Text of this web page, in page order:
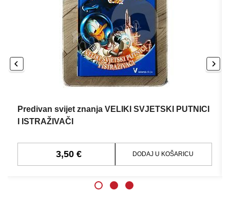
Predivan svijet znanja VELIKI SVJETSKI PUTNICI
I ISTRAŽIVAČI
3,50 € DODAJ U KOŠARICU